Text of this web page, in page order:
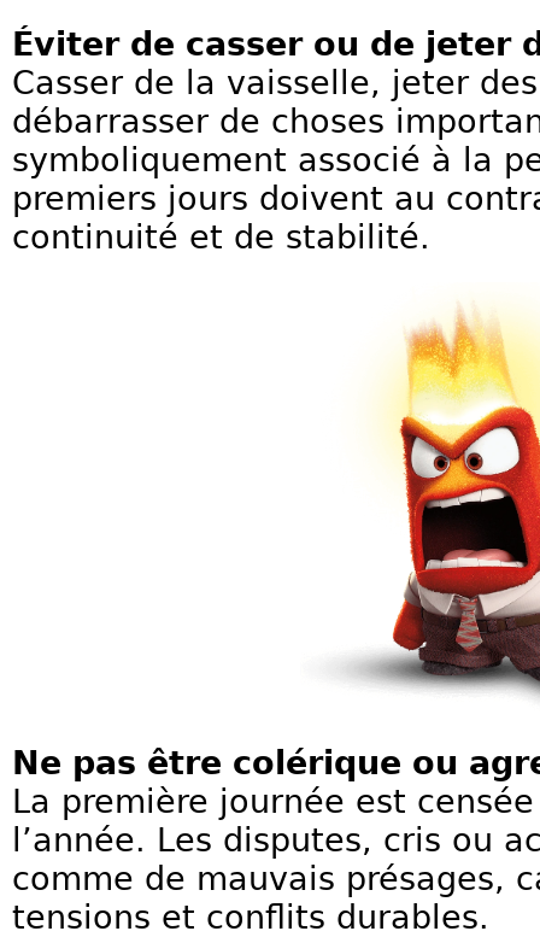
Éviter de casser ou de jeter
Casser de la vaisselle, jeter
débarrasser de choses
symboliquement associé à la
premiers jours doivent au
continuité et de stabilité.
Ne pas être colérique ou
La première journée est
l’année. Les disputes, cris ou
comme de mauvais présages,
tensions et conflits durables.